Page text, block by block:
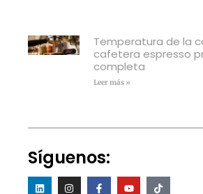
Temperatura de la
cafetera espresso
completa
Leer más »
Síguenos: